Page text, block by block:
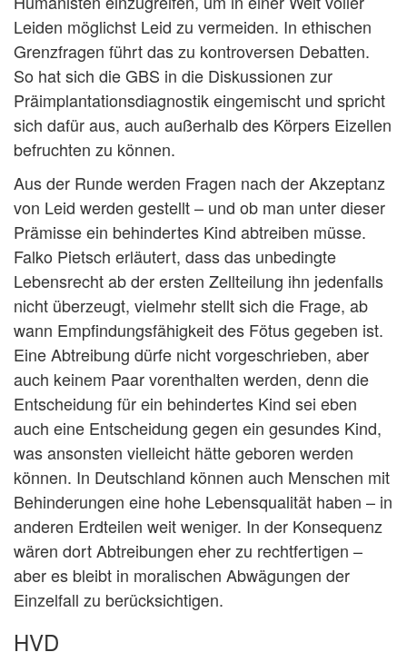
Leiden möglichst Leid zu vermeiden. In ethischen
Grenzfragen führt das zu kontroversen Debatten.
So hat sich die GBS in die Diskussionen zur
Präimplantationsdiagnostik eingemischt und spricht
sich dafür aus, auch außerhalb des Körpers Eizellen
befruchten zu können.
Aus der Runde werden Fragen nach der Akzeptanz
von Leid werden gestellt – und ob man unter dieser
Prämisse ein behindertes Kind abtreiben müsse.
Falko Pietsch erläutert, dass das unbedingte
Lebensrecht ab der ersten Zellteilung ihn jedenfalls
nicht überzeugt, vielmehr stellt sich die Frage, ab
wann Empfindungsfähigkeit des Fötus gegeben ist.
Eine Abtreibung dürfe nicht vorgeschrieben, aber
auch keinem Paar vorenthalten werden, denn die
Entscheidung für ein behindertes Kind sei eben
auch eine Entscheidung gegen ein gesundes Kind,
was ansonsten vielleicht hätte geboren werden
können. In Deutschland können auch Menschen mit
Behinderungen eine hohe Lebensqualität haben – in
anderen Erdteilen weit weniger. In der Konsequenz
wären dort Abtreibungen eher zu rechtfertigen –
aber es bleibt in moralischen Abwägungen der
Einzelfall zu berücksichtigen.
HVD